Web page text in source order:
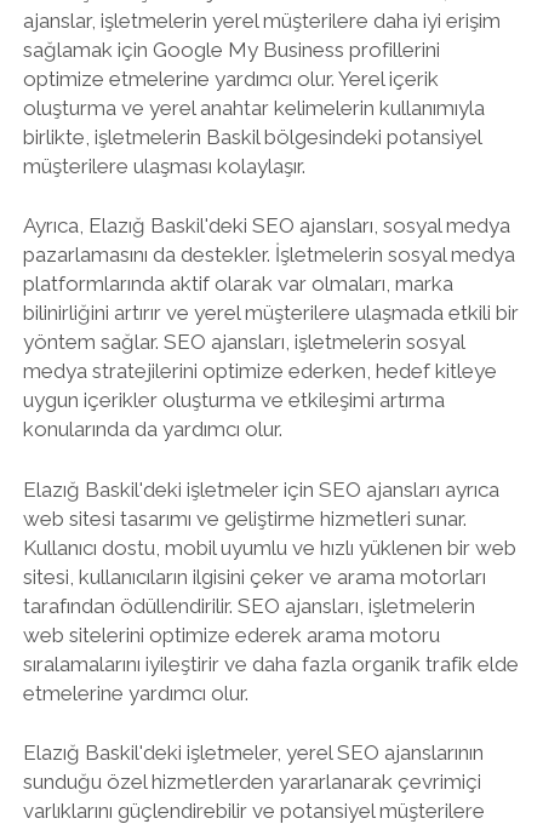
ajanslar, işletmelerin yerel müşterilere daha iyi erişim
sağlamak için Google My Business profillerini
optimize etmelerine yardımcı olur. Yerel içerik
oluşturma ve yerel anahtar kelimelerin kullanımıyla
birlikte, işletmelerin Baskil bölgesindeki potansiyel
müşterilere ulaşması kolaylaşır.
Ayrıca, Elazığ Baskil'deki SEO ajansları, sosyal medya
pazarlamasını da destekler. İşletmelerin sosyal medya
platformlarında aktif olarak var olmaları, marka
bilinirliğini artırır ve yerel müşterilere ulaşmada etkili bir
yöntem sağlar. SEO ajansları, işletmelerin sosyal
medya stratejilerini optimize ederken, hedef kitleye
uygun içerikler oluşturma ve etkileşimi artırma
konularında da yardımcı olur.
Elazığ Baskil'deki işletmeler için SEO ajansları ayrıca
web sitesi tasarımı ve geliştirme hizmetleri sunar.
Kullanıcı dostu, mobil uyumlu ve hızlı yüklenen bir web
sitesi, kullanıcıların ilgisini çeker ve arama motorları
tarafından ödüllendirilir. SEO ajansları, işletmelerin
web sitelerini optimize ederek arama motoru
sıralamalarını iyileştirir ve daha fazla organik trafik elde
etmelerine yardımcı olur.
Elazığ Baskil'deki işletmeler, yerel SEO ajanslarının
sunduğu özel hizmetlerden yararlanarak çevrimiçi
varlıklarını güçlendirebilir ve potansiyel müşterilere